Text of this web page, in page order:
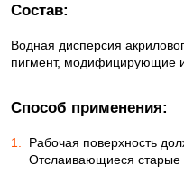
Состав:
Водная дисперсия
пигмент, модифицирующие и
Способ применения:
Рабочая поверхность
Отслаивающиеся старые